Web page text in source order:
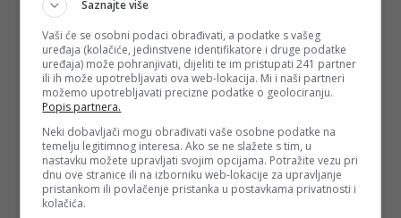
Saznajte više
Vaši će se osobni podaci obrađivati, a podatke s vašeg
uređaja (kolačiće, jedinstvene identifikatore i druge podatke
uređaja) može pohranjivati, dijeliti te im pristupati 241 partner
ili ih može upotrebljavati ova web-lokacija. Mi i naši partneri
možemo upotrebljavati precizne podatke o geolociranju.
Popis partnera.
Neki dobavljači mogu obrađivati vaše osobne podatke na
temelju legitimnog interesa. Ako se ne slažete s tim, u
nastavku možete upravljati svojim opcijama. Potražite vezu pri
dnu ove stranice ili na izborniku web-lokacije za upravljanje
pristankom ili povlačenje pristanka u postavkama privatnosti i
kolačića.